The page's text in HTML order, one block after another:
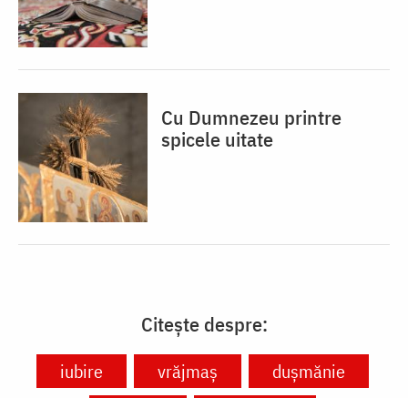
Cu Dumnezeu printre
spicele uitate
Citește despre:
iubire vrăjmaș
dușmănie